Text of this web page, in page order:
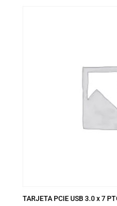
TARJETA PCIE USB 3.0 x 7